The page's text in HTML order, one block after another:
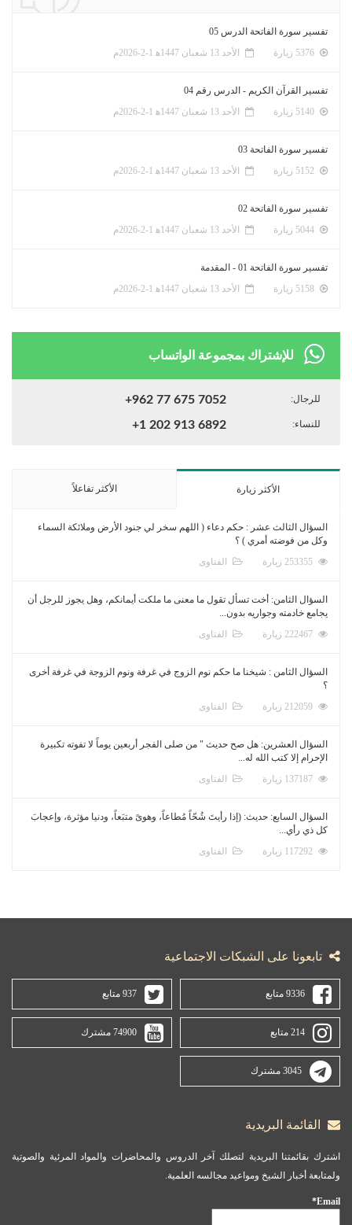
تفسير سورة الفاتحة الدرس 05
الأحد 13 شعبان 1447ﻫ 1-2-2026م
تفسير القرآن الكريم - الدرس رقم 04
الأحد 13 شعبان 1447ﻫ 1-2-2026م
تفسير سورة الفاتحة 03
الأحد 13 شعبان 1447ﻫ 1-2-2026م
تفسير سورة الفاتحة 02
الأحد 13 شعبان 1447ﻫ 1-2-2026م
تفسير سورة الفاتحة 01 - المقدمة
الأحد 13 شعبان 1447ﻫ 1-2-2026م
للإشتراك بمجموعة الواتساب
للرجال: +962 77 675 7052
للنساء: +1 202 913 6892
الأكثر زيارة الأكثر تفاعلاً
السؤال الثالث عشر : حكم دعاء ( اللهم سخر لي جنود الأرض وملائكة السماء
وكل من فوضته أمري ) ؟
الفتاوى
السؤال الثامن: أخت تسأل تقول ما معنى ما ملكت أيمانكم، وهل يجوز للرجل أن
يجامع خادمته وجواريه بدون...
الفتاوى
السؤال الثامن : شيخنا ما حكم نوم الزوج في غرفة ونوم الزوجة في غرفة أخرى
؟
الفتاوى
السؤال العشرين: هل صح حديث " من صلى الفجر أربعين يوماً لا تفوته تكبيرة
الإحرام إلا كتب الله له...
الفتاوى
السؤال السابع: حديث: (إذا رأيتَ شُحّاً مُطاعاً، وهوىً متبَعاً، ودنيا مؤثرة، وإعجابَ
كل ذي رأي...
الفتاوى
تابعونا على الشبكات الاجتماعية
9336 متابع 937 متابع
214 متابع 74900 مشترك
3045 مشترك
القائمة البريدية
اشترك بقائمتنا البريدية لتصلك آخر الدروس والمحاضرات والمواد المرئية والصوتية
ولمتابعة أخبار الشيخ ومواعيد مجالسه العلمية.
Email*